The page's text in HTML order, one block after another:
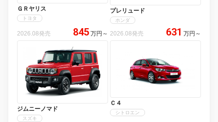
ＧＲヤリス
トヨタ
2026.08発売 845 万円 ～
プレリュード
ホンダ
2026.08発売 631 万円 ～
ジムニーノマド
スズキ
Ｃ４
シトロエン